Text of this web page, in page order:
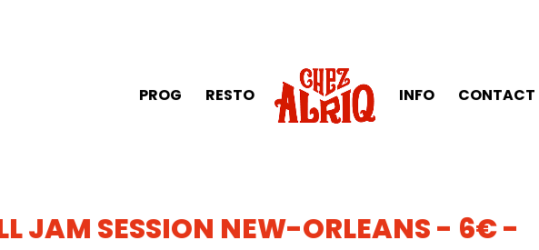
PROG RESTO INFO CONTACT
JAM SESSION NEW-ORLEANS - 6€ -